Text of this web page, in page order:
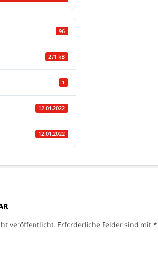
96
271 kB
1
12.01.2022
12.01.2022
veröffentlicht. Erforderliche Felder sind mit *